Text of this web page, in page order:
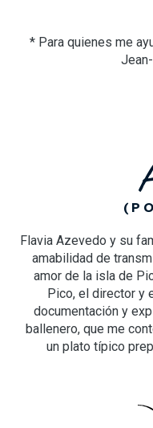
* Para quienes me
Flavia Azevedo y su
amabilidad de
amor de la isla de
Pico, el director y
documentación y
ballenero, que me
un plato típico